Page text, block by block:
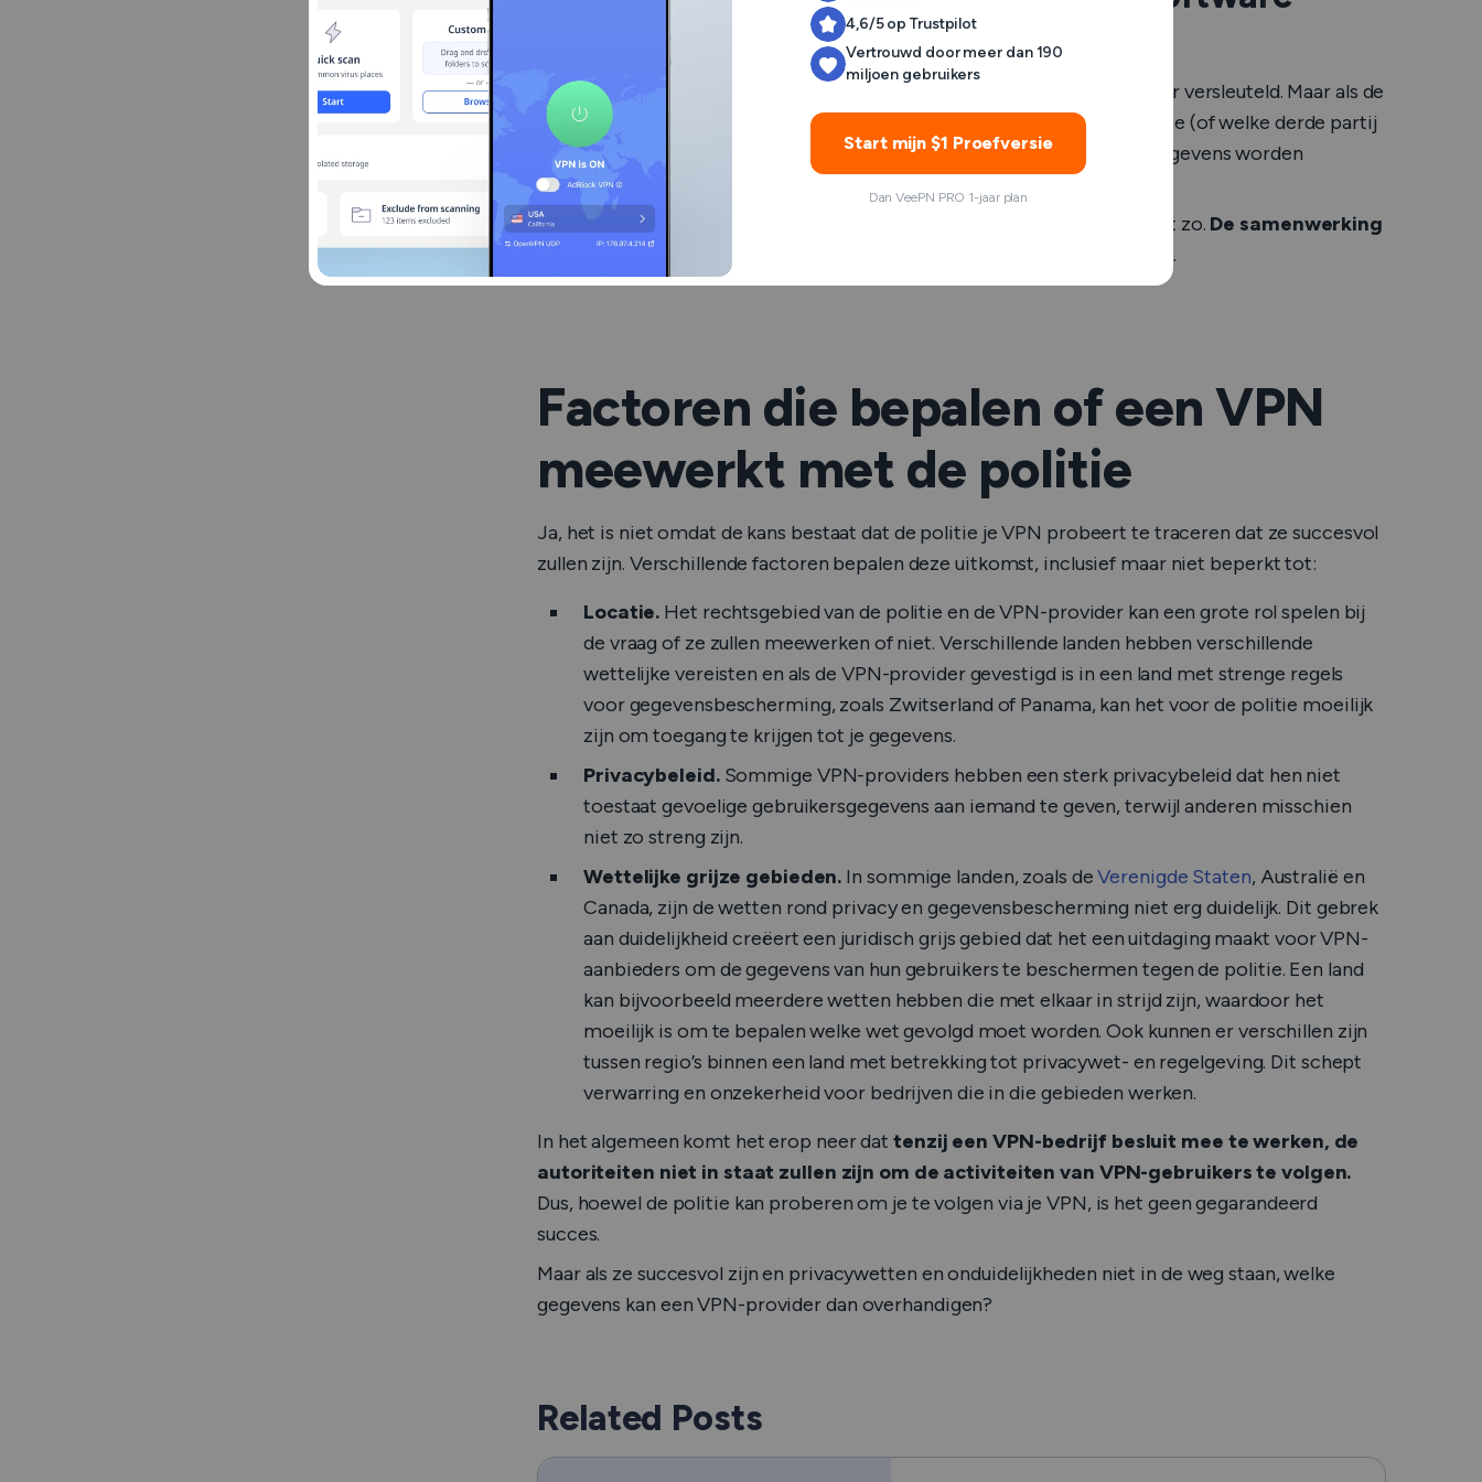
Met een VPN aan zijn de online activiteiten en gegevens van de gebruiker versleuteld. Maar als de
VPN-software beveiligingslekken en kwetsbaarheden heeft, kan de politie (of welke derde partij
dan ook) deze gebruiken om in te breken in het VPN en te zien welke gegevens worden
verzonden en ontvangen.
Dus technisch gezien
het beleid een VPN kunnen volgen. Maar het zit zo. De samenwerking
van een VPN-provider met de politie is niet zeker.
En hier is waarom.
Factoren die bepalen of een VPN
meewerkt met de politie
Ja, het is niet omdat de kans bestaat dat de politie je VPN probeert te traceren dat ze succesvol
zullen zijn. Verschillende factoren bepalen deze uitkomst, inclusief maar niet beperkt tot:
Locatie. Het rechtsgebied van de politie en de VPN-provider kan een grote rol spelen bij
de vraag of ze zullen meewerken of niet. Verschillende landen hebben verschillende
wettelijke vereisten en als de VPN-provider gevestigd is in een land met strenge regels
voor gegevensbescherming, zoals Zwitserland of Panama, kan het voor de politie moeilijk
zijn om toegang te krijgen tot je gegevens.
Privacybeleid. Sommige VPN-providers hebben een sterk privacybeleid dat hen niet
toestaat gevoelige gebruikersgegevens aan iemand te geven, terwijl anderen misschien
niet zo streng zijn.
Wettelijke grijze gebieden. In sommige landen, zoals deVerenigde Staten, Australië en
Canada, zijn de wetten rond privacy en gegevensbescherming niet erg duidelijk. Dit gebrek
aan duidelijkheid creëert een juridisch grijs gebied dat het een uitdaging maakt voor VPN-
aanbieders om de gegevens van hun gebruikers te beschermen tegen de politie. Een land
kan bijvoorbeeld meerdere wetten hebben die met elkaar in strijd zijn, waardoor het
moeilijk is om te bepalen welke wet gevolgd moet worden. Ook kunnen er verschillen zijn
tussen regio’s binnen een land met betrekking tot privacywet- en regelgeving. Dit schept
verwarring en onzekerheid voor bedrijven die in die gebieden werken.
In het algemeen komt het erop neer dattenzij een VPN-bedrijf besluit mee te werken, de
autoriteiten niet in staat zullen zijn om de activiteiten van VPN-gebruikers te volgen.
Dus, hoewel de politie kan proberen om je te volgen via je VPN, is het geen gegarandeerd
succes.
Maar als ze succesvol zijnen privacywetten en onduidelijkheden niet in de weg staan, welke
gegevens kan een VPN-provider dan overhandigen?
Related Posts
4,6/5 op Trustpilot
Vertrouwd door meer dan 190
miljoen gebruikers
Start mijn $1 Proefversie
Dan VeePN PRO 1-jaar plan